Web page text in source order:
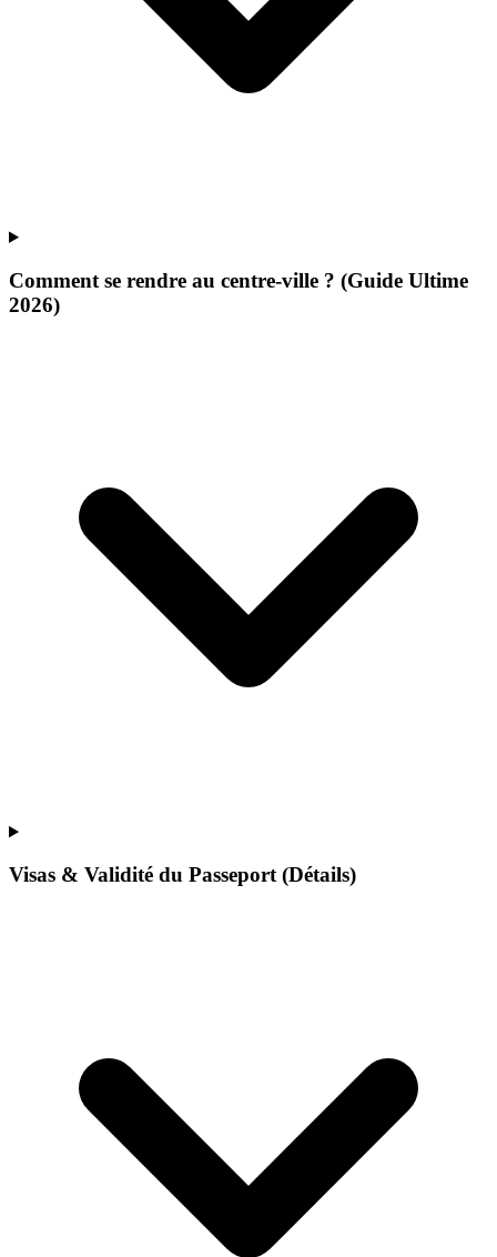
Comment se rendre au centre-ville ? (Guide Ultime
2026)
Visas & Validité du Passeport (Détails)